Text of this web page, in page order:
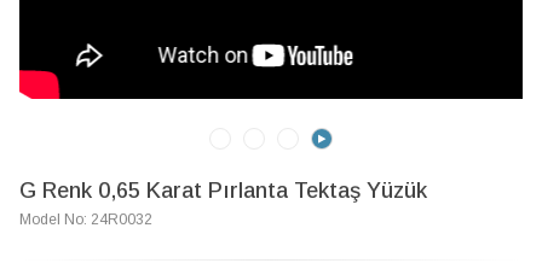
G Renk 0,65 Karat Pırlanta Tektaş Yüzük
Model No: 24R0032